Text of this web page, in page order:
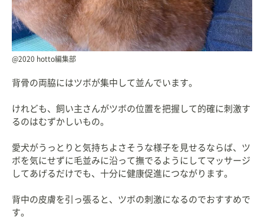
@2020 hotto編集部
背骨の両脇にはツボが集中して並んでいます。
けれども、飼い主さんがツボの位置を把握して的確に刺激す
るのはむずかしいもの。
愛犬がうっとりと気持ちよさそうな様子を見せるならば、ツ
ボを気にせずに毛並みに沿って撫でるようにしてマッサージ
してあげるだけでも、十分に健康促進につながります。
背中の皮膚を引っ張ると、ツボの刺激になるのでおすすめで
す。